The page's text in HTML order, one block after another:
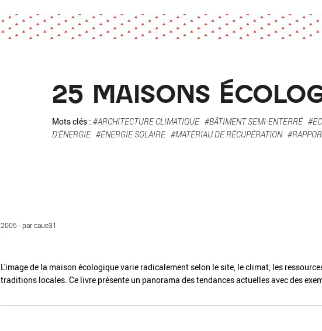
Dossier
Fiche / Guide Livre Podcast
Revue de presse Vidéo
Réinitialiser Fermer la recherche avancée
25 MAISONS
Mots clés : #ARCHITECTURE CLIMATIQUE #BÂTIMENT SEMI-ENTERRÉ
D'ÉNERGIE #ÉNERGIE SOLAIRE #MATÉRIAU DE RÉCUPÉRATION
2005 - par caue31
L'image de la maison écologique varie radicalement selon le site, le climat, les
traditions locales. Ce livre présente un panorama des tendances actuelles avec des